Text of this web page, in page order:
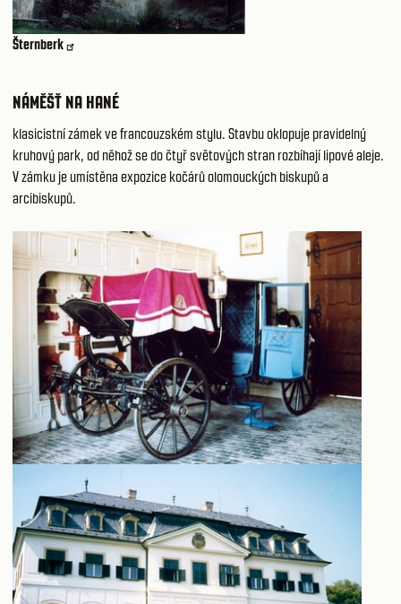
Šternberk
NÁMĚŠŤ NA HANÉ
klasicistní zámek ve francouzském stylu. Stavbu oklopuje pravidelný
kruhový park, od něhož se do čtyř světových stran rozbíhají lipové aleje.
V zámku je umístěna expozice kočárů olomouckých biskupů a
arcibiskupů.